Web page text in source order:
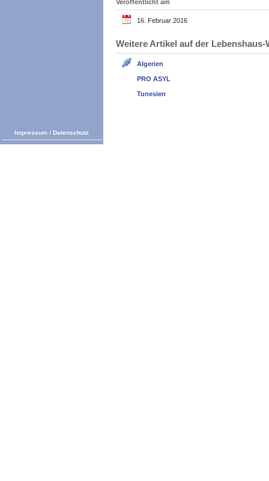
Veröffentlicht am
16. Februar 2016
Weitere Artikel auf der
Algerien
PRO ASYL
Tunesien
Impressum / Datenschutz